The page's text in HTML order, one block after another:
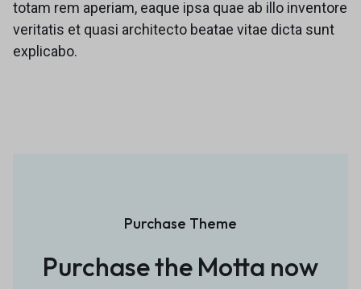
totam rem aperiam, eaque ipsa quae ab illo inventore
veritatis et quasi architecto beatae vitae dicta sunt
explicabo.
Purchase Theme
Purchase the Motta now